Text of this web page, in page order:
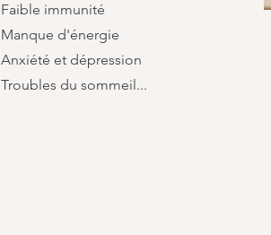
Faible immunité
Manque d'énergie
Anxiété et dépression
Troubles du sommeil...